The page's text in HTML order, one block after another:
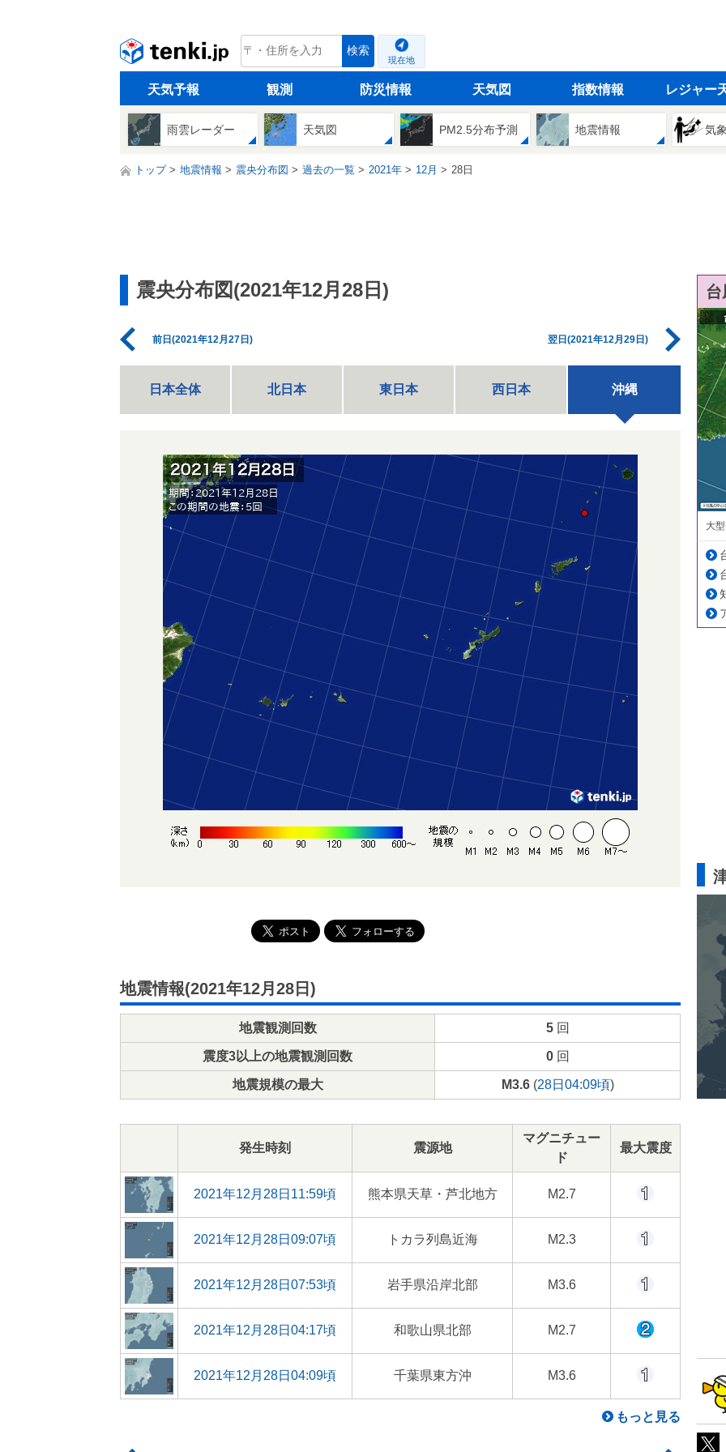
tenki.jp 検索
現在地
天気予報 観測 防災情報 天気図 指数情報 レジャー
雨雲レーダー 天気図 PM2.5分布予測 地震情報 気
トップ 地震情報 震央分布図 過去の一覧 2021年 12月 28日
震央分布図(2021年12月28日)
前日(2021年12月27日) 翌日(2021年12月29日)
日本全体 北日本 東日本 西日本 沖縄
地震情報(2021年12月28日)
地震観測回数 5回
震度3以上の地震観測回数 0回
地震規模の最大 M3.6(28日04:09頃)
発生時刻 震源地
マグニチュー
ド
最大震度
2021年12月28日11:59頃 熊本県天草・芦北地方 M2.7
2021年12月28日09:07頃 トカラ列島近海 M2.3
2021年12月28日07:53頃 岩手県沿岸北部 M3.6
2021年12月28日04:17頃 和歌山県北部 M2.7
2021年12月28日04:09頃 千葉県東方沖 M3.6
もっと見る
大